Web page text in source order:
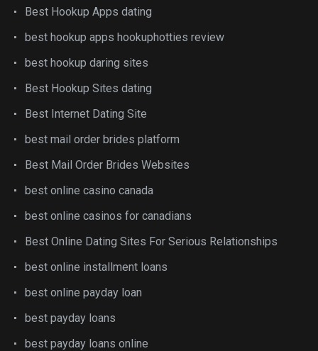
Best Hookup Apps dating
best hookup apps hookuphotties review
best hookup daring sites
Best Hookup Sites dating
Best Internet Dating Site
best mail order brides platform
Best Mail Order Brides Websites
best online casino canada
best online casinos for canadians
Best Online Dating Sites For Serious Relationships
best online installment loans
best online payday loan
best payday loans
best payday loans online